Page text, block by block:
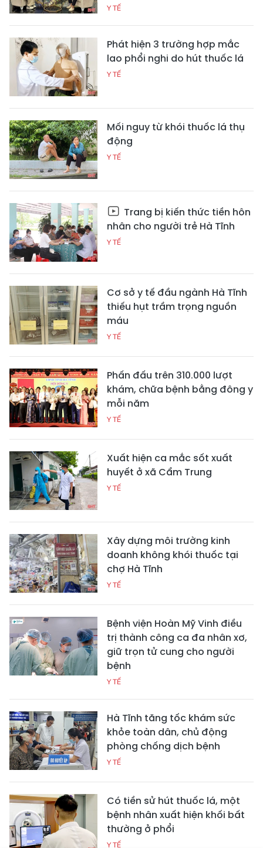
Y TẾ
Phát hiện 3 trường hợp mắc
lao phổi nghi do hút thuốc lá
Y TẾ
Mối nguy từ khói thuốc lá thụ
động
Y TẾ
Trang bị kiến thức tiền hôn
nhân cho người trẻ Hà Tĩnh
Y TẾ
Cơ sở y tế đầu ngành Hà Tĩnh
thiếu hụt trầm trọng nguồn
máu
Y TẾ
Phấn đấu trên 310.000 lượt
khám, chữa bệnh bằng đông y
mỗi năm
Y TẾ
Xuất hiện ca mắc sốt xuất
huyết ở xã Cẩm Trung
Y TẾ
Xây dựng môi trường kinh
doanh không khói thuốc tại
chợ Hà Tĩnh
Y TẾ
Bệnh viện Hoàn Mỹ Vinh điều
trị thành công ca đa nhân xơ,
giữ trọn tử cung cho người
bệnh
Y TẾ
Hà Tĩnh tăng tốc khám sức
khỏe toàn dân, chủ động
phòng chống dịch bệnh
Y TẾ
Có tiền sử hút thuốc lá, một
bệnh nhân xuất hiện khối bất
thường ở phổi
Y TẾ